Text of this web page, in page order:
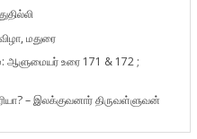
மதுரை
ஆளுமையர் உரை 171 & 172 ;
– இலக்குவனார் திருவள்ளுவன்